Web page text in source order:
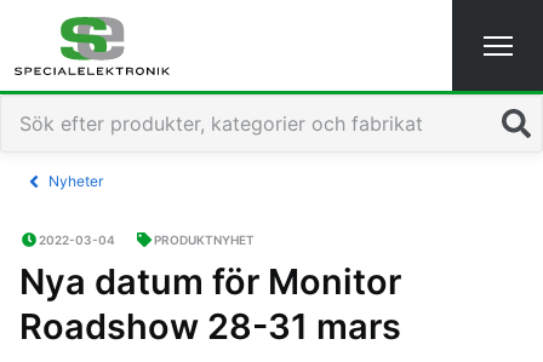
Sök
Nyheter
2022-03-04 PRODUKTNYHET
Nya datum för Monitor
Roadshow 28-31 mars